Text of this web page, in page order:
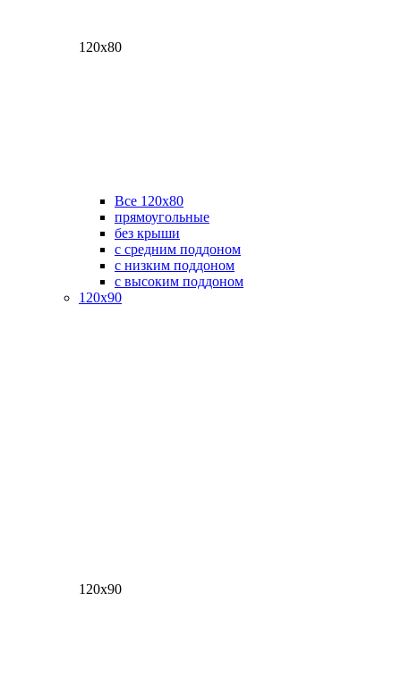
120х80
Все 120х80
прямоугольные
без крыши
с средним поддоном
с низким поддоном
с высоким поддоном
120х90
120х90